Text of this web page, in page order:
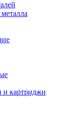
и картриджи